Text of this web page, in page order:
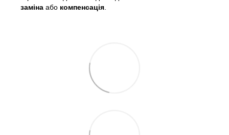
заміна або компенсація